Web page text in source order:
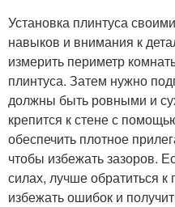
Установка плинтуса
навыков и внимания к
измерить периметр
плинтуса. Затем нужно
должны быть ровными и
крепится к стене с
обеспечить плотное
чтобы избежать зазоров.
силах, лучше обратиться
избежать ошибок и